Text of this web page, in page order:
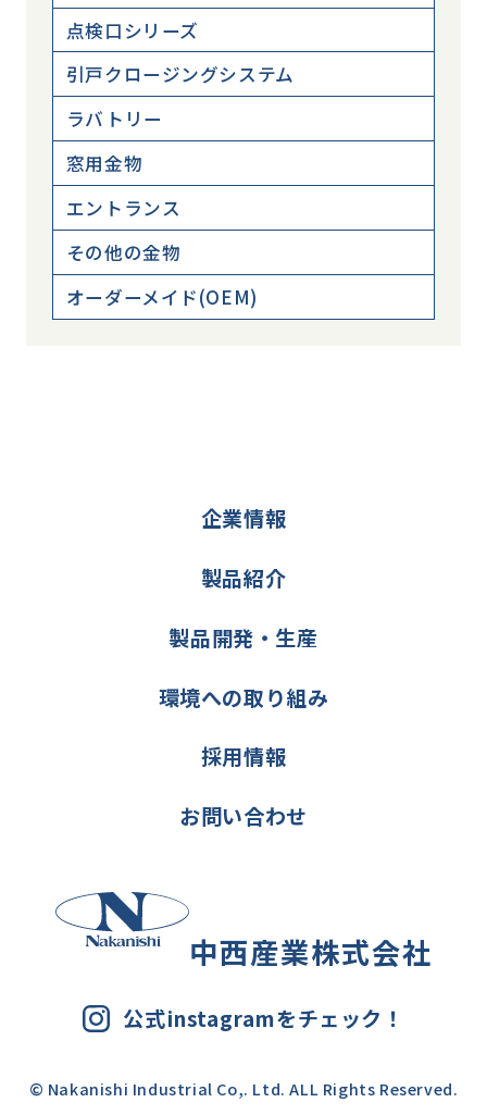
点検口シリーズ
引戸クロージングシステム
ラバトリー
窓用金物
エントランス
その他の金物
オーダーメイド(OEM)
中西産業株式会社
公式instagramをチェック！
企業情報
製品紹介
製品開発・生産
環境への取り組み
採用情報
お問い合わせ
© Nakanishi Industrial Co,. Ltd. ALL Rights Reserved.